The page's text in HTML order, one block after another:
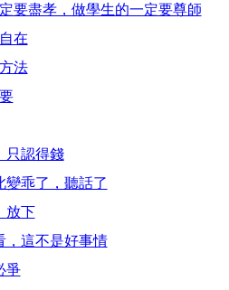
要盡孝，做學生的一定要尊師
在
法
只認得錢
變乖了，聽話了
放下
，這不是好事情
爭